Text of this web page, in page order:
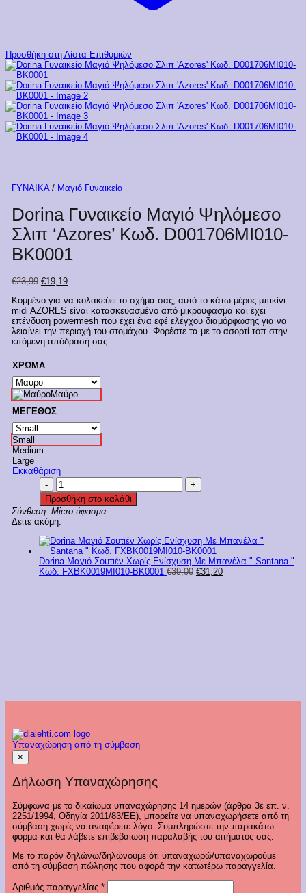
Προσθήκη στη Λίστα Επιθυμιών
ΓΥΝΑΙΚΑ / Μαγιό Γυναικεία
Dorina Γυναικείο Μαγιό Ψηλόμεσο
Σλιπ ‘Azores’ Κωδ. D001706MI010-
BK0001
€23,99 Original
was:
€23,99.
€19,19Η
τιμή
είναι:
€19,19.
Κομμένο για να κολακεύει το σχήμα σας, αυτό το κάτω μέρος μπικίνι
midi AZORES είναι κατασκευασμένο από μικρούφασμα και έχει
επένδυση powermesh που έχει ένα εφέ ελέγχου διαμόρφωσης για να
λειαίνει την περιοχή του στομάχου. Φορέστε τα με το ασορτί τοπ στην
επόμενη απόδρασή σας.
ΧΡΩΜΑ
Μαύρο
ΜΕΓΕΘΟΣ
Small
Medium
Large
Εκκαθάριση
Dorina
Γυναικείο
Μαγιό
Ψηλόμεσο
Σλιπ
Κωδ.
D001706MI010-
BK0001
ποσότητα
Προσθήκη στο καλάθι
Σύνθεση: Micro ύφασμα
Δείτε ακόμη:
Dorina Μαγιό Σουτιέν Χωρίς Ενίσχυση Με Μπανέλα " Santana "
Κωδ. FXBK0019MI010-BK0001 €39,00 Original
€31,20Η
Υπαναχώρηση από τη σύμβαση
×
Δήλωση Υπαναχώρησης
Σύμφωνα με το δικαίωμα υπαναχώρησης 14 ημερών (άρθρα 3ε επ. ν.
2251/1994, Οδηγία 2011/83/ΕΕ), μπορείτε να υπαναχωρήσετε από τη
σύμβαση χωρίς να αναφέρετε λόγο. Συμπληρώστε την παρακάτω
φόρμα και θα λάβετε επιβεβαίωση παραλαβής του αιτήματός σας.
Με το παρόν δηλώνω/δηλώνουμε ότι υπαναχωρώ/υπαναχωρούμε
από τη σύμβαση πώλησης που αφορά την κατωτέρω παραγγελία.
Αριθμός παραγγελίας *